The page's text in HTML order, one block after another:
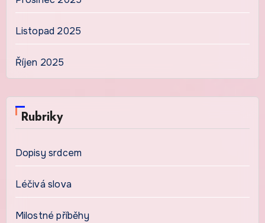
Listopad 2025
Říjen 2025
Rubriky
Dopisy srdcem
Léčivá slova
Milostné příběhy